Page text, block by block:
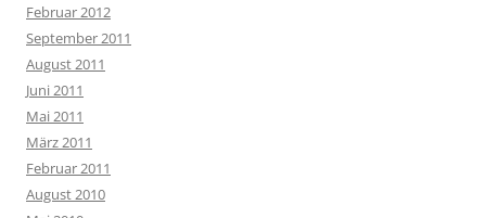
Februar 2012
September 2011
August 2011
Juni 2011
Mai 2011
März 2011
Februar 2011
August 2010